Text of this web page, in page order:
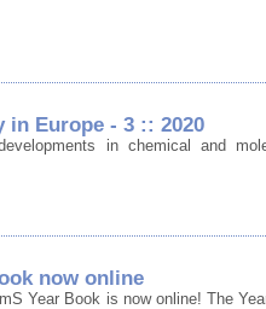
in Europe - 3 :: 2020
in chemical and
now online
Year Book is now online! The